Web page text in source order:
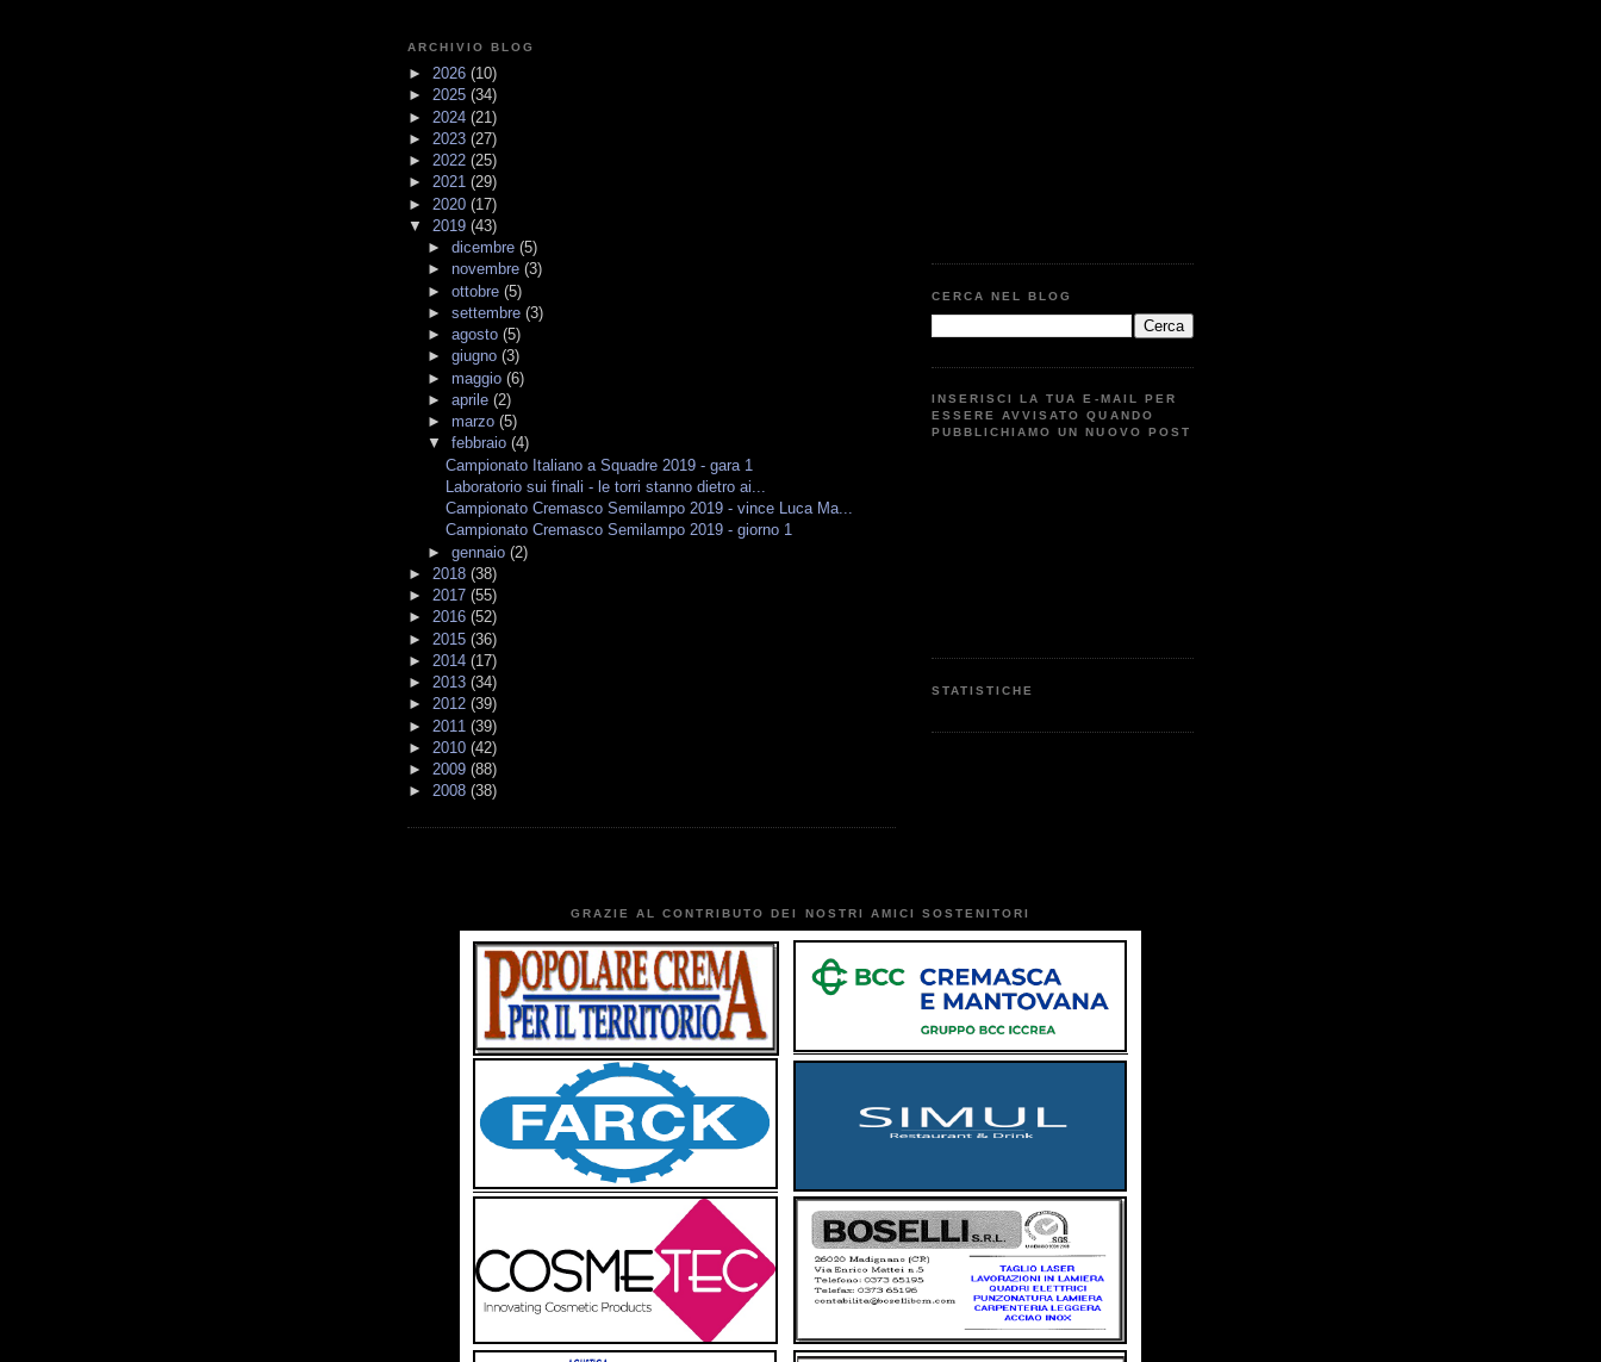
ARCHIVIO BLOG
► 2026 (10)
► 2025 (34)
► 2024 (21)
► 2023 (27)
► 2022 (25)
► 2021 (29)
► 2020 (17)
▼ 2019 (43)
► dicembre (5)
► novembre (3)
► ottobre (5)
► settembre (3)
► agosto (5)
► giugno (3)
► maggio (6)
► aprile (2)
► marzo (5)
▼ febbraio (4)
Campionato Italiano a Squadre 2019 - gara 1
Laboratorio sui finali - le torri stanno dietro ai...
Campionato Cremasco Semilampo 2019 - vince Luca Ma...
Campionato Cremasco Semilampo 2019 - giorno 1
► gennaio (2)
► 2018 (38)
► 2017 (55)
► 2016 (52)
► 2015 (36)
► 2014 (17)
► 2013 (34)
► 2012 (39)
► 2011 (39)
► 2010 (42)
► 2009 (88)
► 2008 (38)
CERCA NEL BLOG
INSERISCI LA TUA E-MAIL PER
ESSERE AVVISATO QUANDO
PUBBLICHIAMO UN NUOVO POST
STATISTICHE
GRAZIE AL CONTRIBUTO DEI NOSTRI AMICI SOSTENITORI